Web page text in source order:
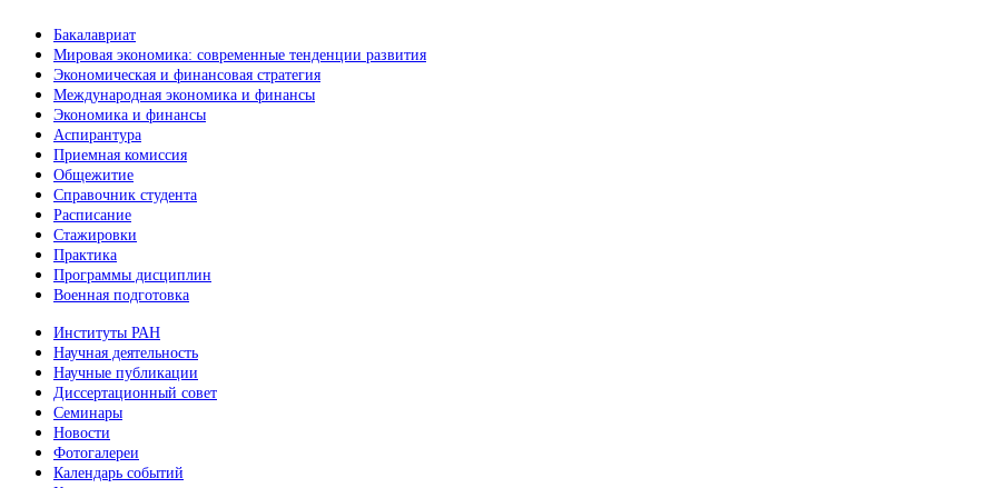
Бакалавриат
Мировая экономика: современные тенденции развития
Экономическая и финансовая стратегия
Международная экономика и финансы
Экономика и финансы
Аспирантура
Приемная комиссия
Общежитие
Справочник студента
Расписание
Стажировки
Практика
Программы дисциплин
Военная подготовка
Институты РАН
Научная деятельность
Научные публикации
Диссертационный совет
Семинары
Новости
Фотогалереи
Календарь событий